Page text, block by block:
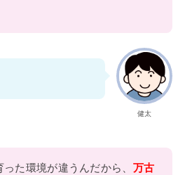
健太
った環境が違うんだから、 万古